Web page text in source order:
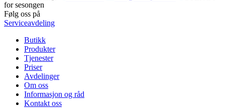
for sesongen
Følg oss på
Serviceavdeling
Butikk
Produkter
Tjenester
Priser
Avdelinger
Om oss
Informasjon og råd
Kontakt oss